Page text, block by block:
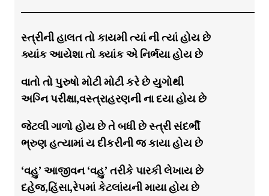
સ્ત્રીની હાલત તો કાયમી ત્યાં ની ત્યાં હોય છે
ક્યાંક આયેશા તો ક્યાંક એ નિર્ભયા હોય છે
વાતો તો પુરુષો મોટી મોટી કરે છે યુગોથી
અગ્નિ પરીક્ષા,વસ્ત્રાહરણની ના દયા હોય છે
જેટલી ગાળો હોય છે તે બધી છે સ્ત્રી સંદર્ભી
ભ્રુણ હત્યામાં ય દીકરીની જ કાયા હોય છે
‘વહુ’ આજીવન ‘વહુ’ તરીકે પારકી લેખાય છે
દહેજ,હિંસા,રેપમાં કેટલાંયની માયા હોય છે